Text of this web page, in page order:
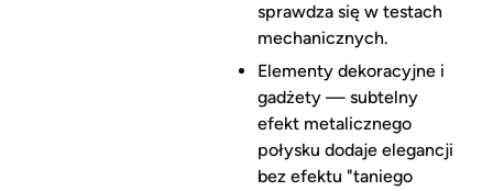
sprawdza się w testach
mechanicznych.
Elementy dekoracyjne i
gadżety — subtelny
efekt metalicznego
połysku dodaje elegancji
bez efektu "taniego